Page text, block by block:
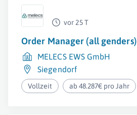
vor 25 T
Order Manager (all genders)
MELECS EWS GmbH
Siegendorf
Vollzeit ab 48.287€ pro Jahr